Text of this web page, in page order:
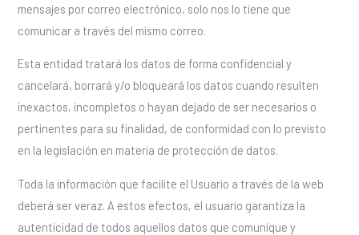
mensajes por correo electrónico, solo nos lo tiene que
comunicar a través del mismo correo.
Esta entidad tratará los datos de forma confidencial y
cancelará, borrará y/o bloqueará los datos cuando resulten
inexactos, incompletos o hayan dejado de ser necesarios o
pertinentes para su finalidad, de conformidad con lo previsto
en la legislación en materia de protección de datos.
Toda la información que facilite el Usuario a través de la web
deberá ser veraz. A estos efectos, el usuario garantiza la
autenticidad de todos aquellos datos que comunique y